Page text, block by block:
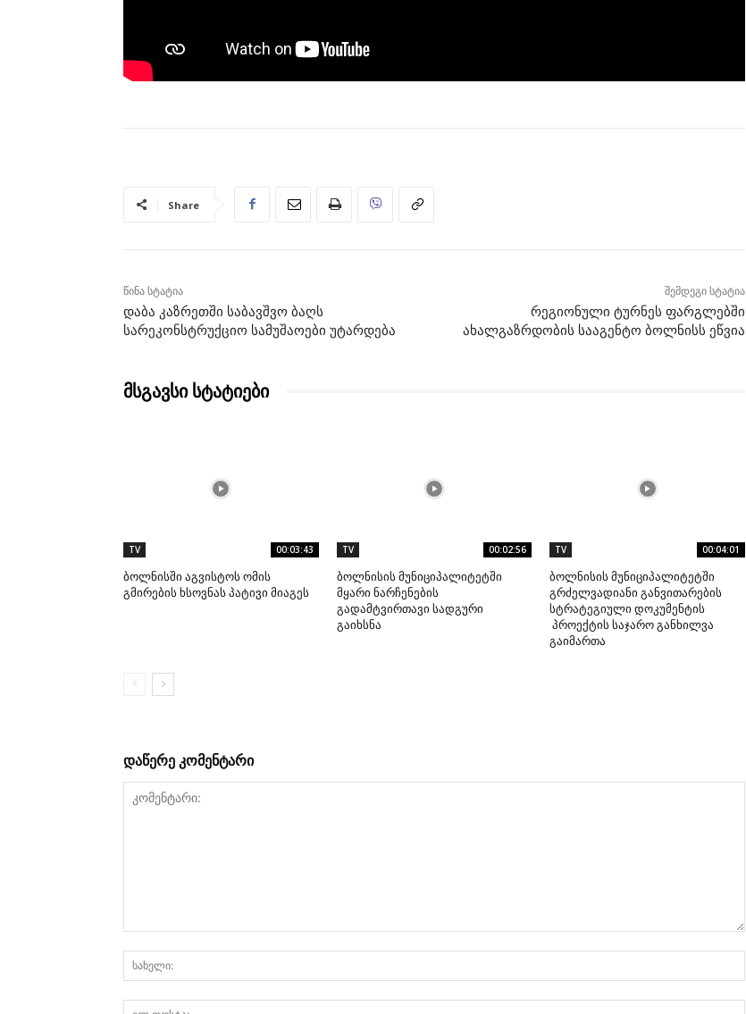
Share
წინა სტატია
დაბა კაზრეთში საბავშვო ბაღს
სარეკონსტრუქციო სამუშაოები უტარდება
შემდეგი სტატია
რეგიონული ტურნეს ფარგლებში
ახალგაზრდობის სააგენტო ბოლნისს ეწვია
მსგავსი სტატიები
TV 00:03:43
ბოლნისში აგვისტოს ომის
გმირების ხსოვნას პატივი მიაგეს
TV 00:02:56
ბოლნისის მუნიციპალიტეტში
მყარი ნარჩენების
გადამტვირთავი სადგური
გაიხსნა
TV 00:04:01
ბოლნისის მუნიციპალიტეტში
გრძელვადიანი განვითარების
სტრატეგიული დოკუმენტის
პროექტის საჯარო განხილვა
გაიმართა
დაწერე კომენტარი